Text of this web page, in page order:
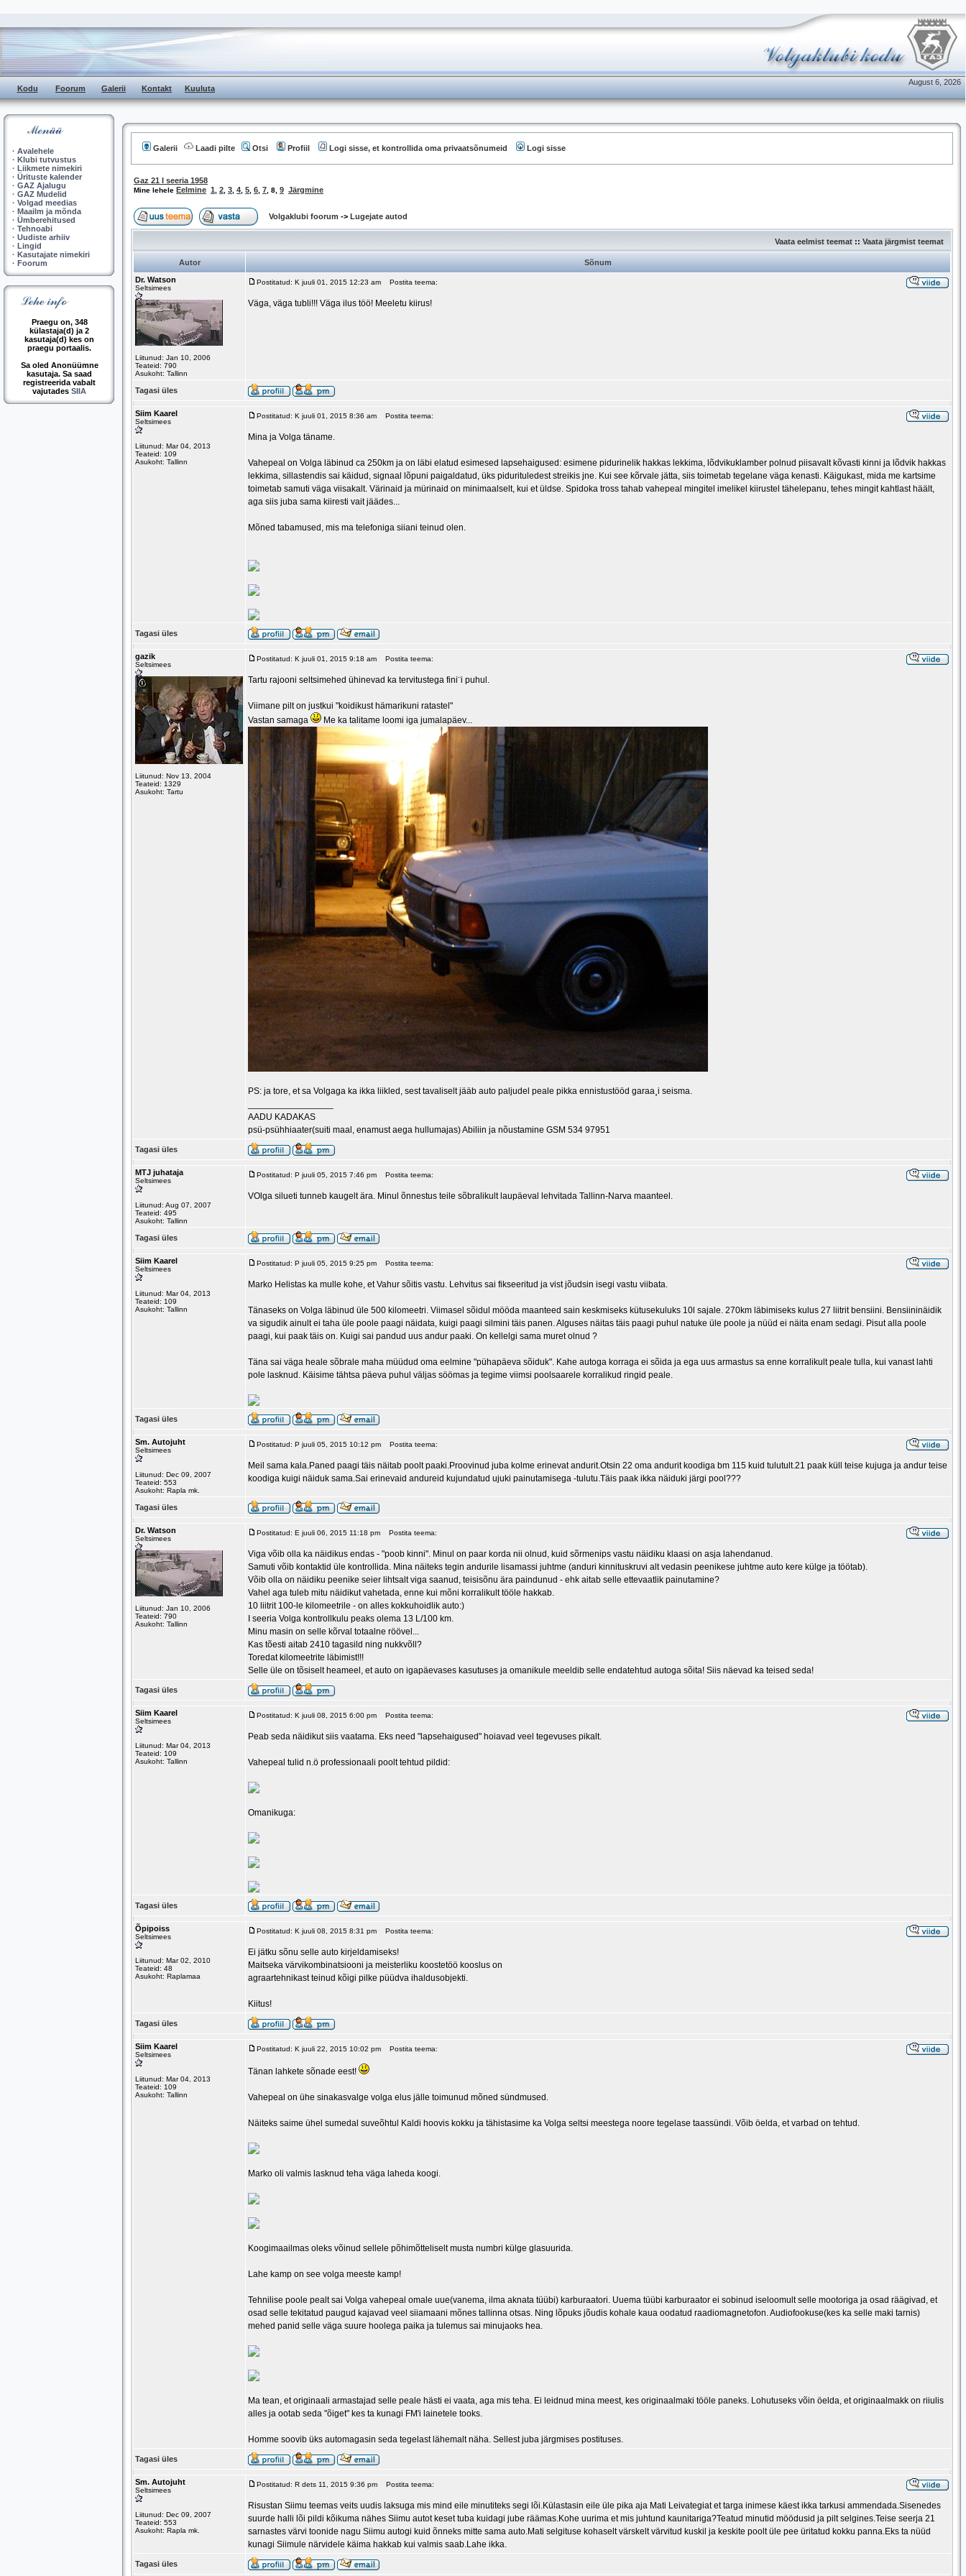
Kodu Foorum Galerii Kontakt Kuuluta
August 6, 2026
· Avalehele
· Klubi tutvustus
· Liikmete nimekiri
· Ürituste kalender
· GAZ Ajalugu
· GAZ Mudelid
· Volgad meedias
· Maailm ja mõnda
· Ümberehitused
· Tehnoabi
· Uudiste arhiiv
· Lingid
· Kasutajate nimekiri
· Foorum
Praegu on, 348
külastaja(d) ja 2
kasutaja(d) kes on
praegu portaalis.
Sa oled Anonüümne
kasutaja. Sa saad
registreerida vabalt
vajutades SIIA
Galerii Laadi pilte Otsi Profiil Logi sisse, et kontrollida oma privaatsõnumeid Logi sisse
Gaz 21 I seeria 1958
Mine lehele Eelmine 1 2 3 4 5 6 7 8 9 Järgmine
Volgaklubi foorum -> Lugejate autod
Vaata eelmist teemat :: Vaata järgmist teemat
Autor
Sõnum
Dr. Watson
Seltsimees
Liitunud: Jan 10, 2006
Teateid: 790
Asukoht: Tallinn
Postitatud: K juuli 01, 2015 12:23 am Postita teema:
Väga, väga tubli!!! Väga ilus töö! Meeletu kiirus!
Tagasi üles
Siim Kaarel
Seltsimees
Liitunud: Mar 04, 2013
Teateid: 109
Asukoht: Tallinn
Postitatud: K juuli 01, 2015 8:36 am Postita teema:
Mina ja Volga täname.
Vahepeal on Volga läbinud ca 250km ja on läbi elatud esimesed lapsehaigused: esimene pidurinelik hakkas lekkima, lõdvikuklamber polnud piisavalt kõvasti kinni ja lõdvik hakkas
lekkima, sillastendis sai käidud, signaal lõpuni paigaldatud, üks pidurituledest streikis jne. Kui see kõrvale jätta, siis toimetab tegelane väga kenasti. Käigukast, mida me kartsime
toimetab samuti väga viisakalt. Värinaid ja mürinaid on minimaalselt, kui et üldse. Spidoka tross tahab vahepeal mingitel imelikel kiirustel tähelepanu, tehes mingit kahtlast häält,
aga siis juba sama kiiresti vait jäädes...
Mõned tabamused, mis ma telefoniga siiani teinud olen.
Tagasi üles
gazik
Seltsimees
Liitunud: Nov 13, 2004
Teateid: 1329
Asukoht: Tartu
Postitatud: K juuli 01, 2015 9:18 am Postita teema:
Tartu rajooni seltsimehed ühinevad ka tervitustega fini¨i puhul.
Viimane pilt on justkui "koidikust hämarikuni ratastel"
Vastan samaga
Me ka talitame loomi iga jumalapäev...
PS: ja tore, et sa Volgaga ka ikka liikled, sest tavaliselt jääb auto paljudel peale pikka ennistustööd garaa¸i seisma.
AADU KADAKAS
psü-psühhiaater(suiti maal, enamust aega hullumajas) Abiliin ja nõustamine GSM 534 97951
Tagasi üles
MTJ juhataja
Seltsimees
Liitunud: Aug 07, 2007
Teateid: 495
Asukoht: Tallinn
Postitatud: P juuli 05, 2015 7:46 pm Postita teema:
VOlga silueti tunneb kaugelt ära. Minul õnnestus teile sõbralikult laupäeval lehvitada Tallinn-Narva maanteel.
Tagasi üles
Siim Kaarel
Seltsimees
Liitunud: Mar 04, 2013
Teateid: 109
Asukoht: Tallinn
Postitatud: P juuli 05, 2015 9:25 pm Postita teema:
Marko Helistas ka mulle kohe, et Vahur sõitis vastu. Lehvitus sai fikseeritud ja vist jõudsin isegi vastu viibata.
Tänaseks on Volga läbinud üle 500 kilomeetri. Viimasel sõidul mööda maanteed sain keskmiseks kütusekuluks 10l sajale. 270km läbimiseks kulus 27 liitrit bensiini. Bensiininäidik
va sigudik ainult ei taha üle poole paagi näidata, kuigi paagi silmini täis panen. Alguses näitas täis paagi puhul natuke üle poole ja nüüd ei näita enam sedagi. Pisut alla poole
paagi, kui paak täis on. Kuigi sai pandud uus andur paaki. On kellelgi sama muret olnud ?
Täna sai väga heale sõbrale maha müüdud oma eelmine "pühapäeva sõiduk". Kahe autoga korraga ei sõida ja ega uus armastus sa enne korralikult peale tulla, kui vanast lahti
pole lasknud. Käisime tähtsa päeva puhul väljas söömas ja tegime viimsi poolsaarele korralikud ringid peale.
Tagasi üles
Sm. Autojuht
Seltsimees
Liitunud: Dec 09, 2007
Teateid: 553
Asukoht: Rapla mk.
Postitatud: P juuli 05, 2015 10:12 pm Postita teema:
Meil sama kala.Paned paagi täis näitab poolt paaki.Proovinud juba kolme erinevat andurit.Otsin 22 oma andurit koodiga bm 115 kuid tulutult.21 paak küll teise kujuga ja andur teise
koodiga kuigi näiduk sama.Sai erinevaid andureid kujundatud ujuki painutamisega -tulutu.Täis paak ikka näiduki järgi pool???
Tagasi üles
Dr. Watson
Seltsimees
Liitunud: Jan 10, 2006
Teateid: 790
Asukoht: Tallinn
Postitatud: E juuli 06, 2015 11:18 pm Postita teema:
Viga võib olla ka näidikus endas - "poob kinni". Minul on paar korda nii olnud, kuid sõrmenips vastu näidiku klaasi on asja lahendanud.
Samuti võib kontaktid üle kontrollida. Mina näiteks tegin andurile lisamassi juhtme (anduri kinnituskruvi alt vedasin peenikese juhtme auto kere külge ja töötab).
Võib olla on näidiku peenike seier lihtsalt viga saanud, teisisõnu ära paindunud - ehk aitab selle ettevaatlik painutamine?
Vahel aga tuleb mitu näidikut vahetada, enne kui mõni korralikult tööle hakkab.
10 liitrit 100-le kilomeetrile - on alles kokkuhoidlik auto:)
I seeria Volga kontrollkulu peaks olema 13 L/100 km.
Minu masin on selle kõrval totaalne röövel...
Kas tõesti aitab 2410 tagasild ning nukkvõll?
Toredat kilomeetrite läbimist!!!
Selle üle on tõsiselt heameel, et auto on igapäevases kasutuses ja omanikule meeldib selle endatehtud autoga sõita! Siis näevad ka teised seda!
Tagasi üles
Siim Kaarel
Seltsimees
Liitunud: Mar 04, 2013
Teateid: 109
Asukoht: Tallinn
Postitatud: K juuli 08, 2015 6:00 pm Postita teema:
Peab seda näidikut siis vaatama. Eks need "lapsehaigused" hoiavad veel tegevuses pikalt.
Vahepeal tulid n.ö professionaali poolt tehtud pildid:
Omanikuga:
Tagasi üles
Õpipoiss
Seltsimees
Liitunud: Mar 02, 2010
Teateid: 48
Asukoht: Raplamaa
Postitatud: K juuli 08, 2015 8:31 pm Postita teema:
Ei jätku sõnu selle auto kirjeldamiseks!
Maitseka värvikombinatsiooni ja meisterliku koostetöö kooslus on
agraartehnikast teinud kõigi pilke püüdva ihaldusobjekti.
Kiitus!
Tagasi üles
Siim Kaarel
Seltsimees
Liitunud: Mar 04, 2013
Teateid: 109
Asukoht: Tallinn
Postitatud: K juuli 22, 2015 10:02 pm Postita teema:
Tänan lahkete sõnade eest!
Vahepeal on ühe sinakasvalge volga elus jälle toimunud mõned sündmused.
Näiteks saime ühel sumedal suveõhtul Kaldi hoovis kokku ja tähistasime ka Volga seltsi meestega noore tegelase taassündi. Võib öelda, et varbad on tehtud.
Marko oli valmis lasknud teha väga laheda koogi.
Koogimaailmas oleks võinud sellele põhimõtteliselt musta numbri külge glasuurida.
Lahe kamp on see volga meeste kamp!
Tehnilise poole pealt sai Volga vahepeal omale uue(vanema, ilma aknata tüübi) karburaatori. Uuema tüübi karburaator ei sobinud iseloomult selle mootoriga ja osad räägivad, et
osad selle tekitatud paugud kajavad veel siiamaani mõnes tallinna otsas. Ning lõpuks jõudis kohale kaua oodatud raadiomagnetofon. Audiofookuse(kes ka selle maki tarnis)
mehed panid selle väga suure hoolega paika ja tulemus sai minujaoks hea.
Ma tean, et originaali armastajad selle peale hästi ei vaata, aga mis teha. Ei leidnud mina meest, kes originaalmaki tööle paneks. Lohutuseks võin öelda, et originaalmakk on riiulis
alles ja ootab seda "õiget" kes ta kunagi FM'i lainetele tooks.
Homme soovib üks automagasin seda tegelast lähemalt näha. Sellest juba järgmises postituses.
Tagasi üles
Sm. Autojuht
Seltsimees
Liitunud: Dec 09, 2007
Teateid: 553
Asukoht: Rapla mk.
Postitatud: R dets 11, 2015 9:36 pm Postita teema:
Risustan Siimu teemas veits uudis laksuga mis mind eile minutiteks segi lõi.Külastasin eile üle pika aja Mati Leivategiat et targa inimese käest ikka tarkusi ammendada.Sisenedes
suurde halli lõi pildi kõikuma nähes Siimu autot keset tuba kuidagi jube räämas.Kohe uurima et mis juhtund kaunitariga?Teatud minutid möödusid ja pilt selgines.Teise seerja 21
sarnastes värvi toonide nagu Siimu autogi kuid õnneks mitte sama auto.Mati selgituse kohaselt värskelt värvitud kuskil ja keskite poolt üle pee üritatud kokku panna.Eks ta nüüd
kunagi Siimule närvidele käima hakkab kui valmis saab.Lahe ikka.
Tagasi üles